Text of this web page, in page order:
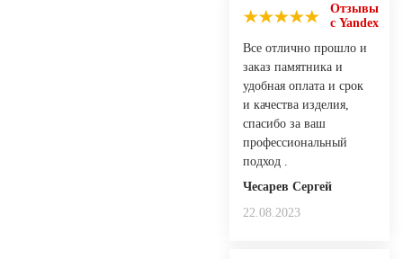
Отзывы
с Yandex
Все отлично прошло и
заказ памятника и
удобная оплата и срок
и качества изделия,
спасибо за ваш
профессиональный
подход .
Чесарев Сергей
22.08.2023